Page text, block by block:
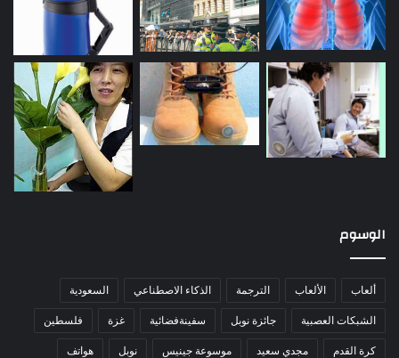
الوسوم
ألعاب الألعاب الترجمة الذكاء الاصطناعي السعودية
الشبكات العصبية جائزة نوبل سفينةفضائية غزة فلسطين
كرة القدم مجدي سعيد موسوعة جينيس نوبل هواتف